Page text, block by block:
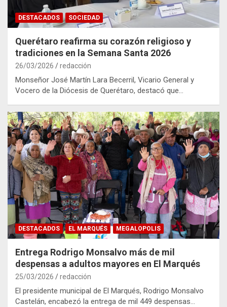
DESTACADOS SOCIEDAD
Querétaro reafirma su corazón religioso y
tradiciones en la Semana Santa 2026
26/03/2026 redacción
Monseñor José Martín Lara Becerril, Vicario General y
Vocero de la Diócesis de Querétaro, destacó que…
DESTACADOS EL MARQUÉS MEGALOPOLIS
Entrega Rodrigo Monsalvo más de mil
despensas a adultos mayores en El Marqués
25/03/2026 redacción
El presidente municipal de El Marqués, Rodrigo Monsalvo
Castelán, encabezó la entrega de mil 449 despensas…